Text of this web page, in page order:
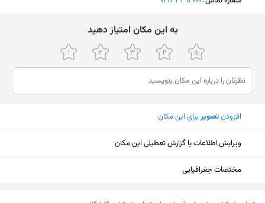
ﺑﻪ اﯾﻦ ﻣﮑﺎن اﻣﺘﯿﺎز دﻫﯿﺪ
افزودنتصویربرای این مکان
ویرایش اطلاعات یا گزارش تعطیلی این مکان
مختصات جغرافیایی